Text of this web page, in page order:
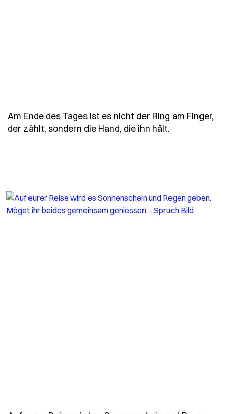
Am Ende des Tages ist es nicht der Ring am Finger,
der zählt, sondern die Hand, die ihn hält.